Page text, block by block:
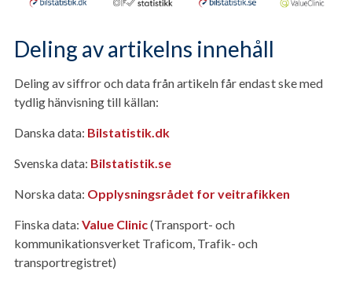
Deling av artikelns innehåll
Deling av siffror och data från artikeln får endast ske med
tydlig hänvisning till källan:
Danska data: Bilstatistik.dk
Svenska data: Bilstatistik.se
Norska data: Opplysningsrådet for veitrafikken
Finska data:Value Clinic(Transport- och
kommunikationsverket Traficom, Trafik- och
transportregistret)